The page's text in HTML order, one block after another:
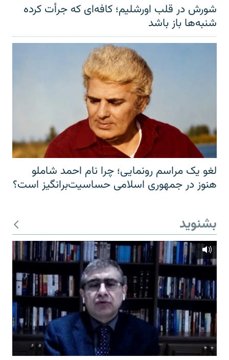
شورش در قلب اورشلیم؛ کافه‌ای که جرأت کرده
شنبه‌ها باز باشد
لغو یک مراسم رونمایی؛ چرا نام احمد شاملو
هنوز در جمهوری اسلامی حساسیت‌برانگیز است؟
بشنوید